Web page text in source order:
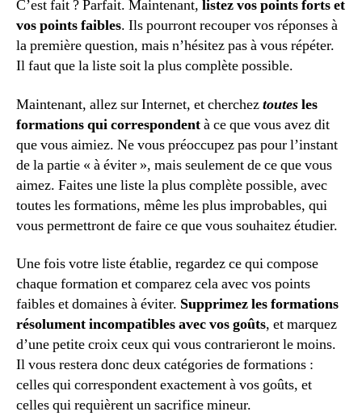
C’est fait ? Parfait. Maintenant, listez vos points forts et
vos points faibles. Ils pourront recouper vos réponses à
la première question, mais n’hésitez pas à vous répéter.
Il faut que la liste soit la plus complète possible.
Maintenant, allez sur Internet, et chercheztoutesles
formations qui correspondentà ce que vous avez dit
que vous aimiez. Ne vous préoccupez pas pour l’instant
de la partie « à éviter », mais seulement de ce que vous
aimez. Faites une liste la plus complète possible, avec
toutes les formations, même les plus improbables, qui
vous permettront de faire ce que vous souhaitez étudier.
Une fois votre liste établie, regardez ce qui compose
chaque formation et comparez cela avec vos points
faibles et domaines à éviter. Supprimez les formations
résolument incompatibles avec vos goûts, et marquez
d’une petite croix ceux qui vous contrarieront le moins.
Il vous restera donc deux catégories de formations :
celles qui correspondent exactement à vos goûts, et
celles qui requièrent un sacrifice mineur.